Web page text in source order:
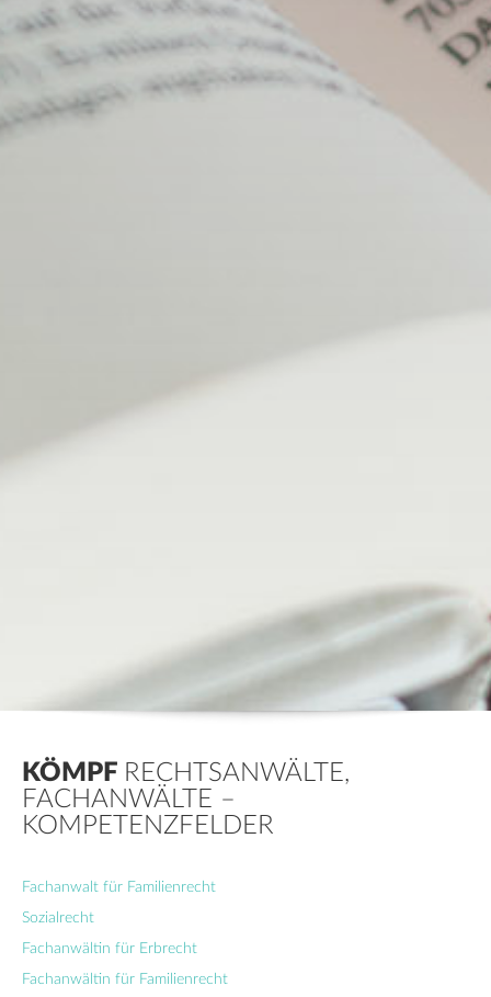
KÖMPF RECHTSANWÄLTE,
FACHANWÄLTE –
KOMPETENZFELDER
Fachanwalt für Familienrecht
Sozialrecht
Fachanwältin für Erbrecht
Fachanwältin für Familienrecht